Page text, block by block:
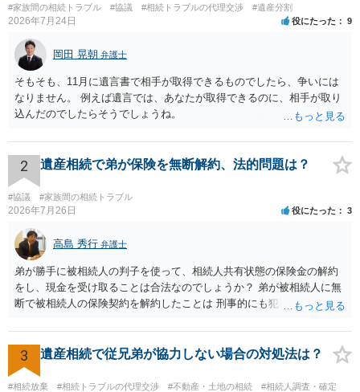
#家族間の相続トラブル #協議 #相続トラブルの代理交渉 #遺産分割
2026年7月24日 役にたった 9
岡田 晃朝 弁護士
そもそも、11月に遺言書で相手が取得できるものでしたら、争いには
なりません。 例えば遺言では、あなたが取得できるのに、相手が取り
込んだのでしたらそうでしょうね。
2 遺産相続で弟が保険を無断解約、法的問題は？
#協議 #家族間の相続トラブル
2026年7月26日 役にたった 3
高島 秀行 弁護士
弟が勝手に被相続人の判子を使って、相続人共有状態の保険金の解約
をし、現金を受け取ることは合法なのでしょうか？ 弟が被相続人に無
断で被相続人の保険契約を解約したことは 刑事的にも犯罪となる可能
された書類のコピーを取得して、弁護士に面談で詳しい事情を話して
相談 されたら良いと思います。
3 遺産相続で従兄弟が協力しない場合の対処法は？
#相続放棄 #相続トラブルの代理交渉 #不動産・土地の相続
#相続人調査・確定